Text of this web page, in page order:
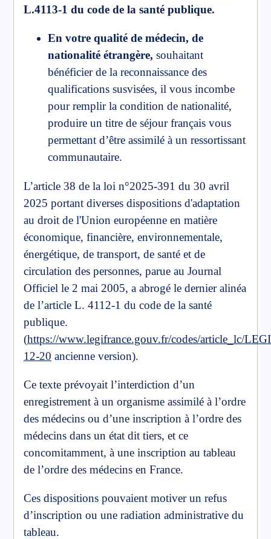
L.4113-1 du code de la santé publique.
En votre qualité de médecin, de
nationalité étrangère, souhaitant
bénéficier de la reconnaissance des
qualifications susvisées, il vous incombe
pour remplir la condition de nationalité,
produire un titre de séjour français vous
permettant d’être assimilé à un ressortissant
communautaire.
L’article 38 de la loi n°2025-391 du 30 avril
2025 portant diverses dispositions d'adaptation
au droit de l'Union européenne en matière
économique, financière, environnementale,
énergétique, de transport, de santé et de
circulation des personnes, parue au Journal
Officiel le 2 mai 2005, a abrogé le dernier alinéa
de l’article L. 4112-1 du code de la santé
publique.
(https://www.legifrance.gouv.fr/codes/article_lc/
12-20 ancienne version).
Ce texte prévoyait l’interdiction d’un
enregistrement à un organisme assimilé à l’ordre
des médecins ou d’une inscription à l’ordre des
médecins dans un état dit tiers, et ce
concomitamment, à une inscription au tableau
de l’ordre des médecins en France.
Ces dispositions pouvaient motiver un refus
d’inscription ou une radiation administrative du
tableau.